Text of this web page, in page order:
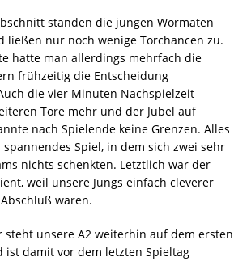
standen die jungen Wormaten
ließen nur noch wenige Torchancen zu.
hatte man allerdings mehrfach die
frühzeitig die Entscheidung
die vier Minuten Nachspielzeit
Tore mehr und der Jubel auf
nach Spielende keine Grenzen. Alles
Spiel, in dem sich zwei sehr
nichts schenkten. Letztlich war der
weil unsere Jungs einfach cleverer
waren.
steht unsere A2 weiterhin auf dem ersten
ist damit vor dem letzten Spieltag